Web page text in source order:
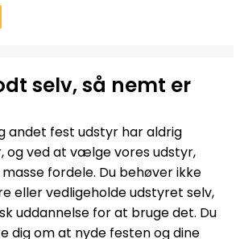
selv, så nemt er
andet fest udstyr har aldrig
ved at vælge vores udstyr,
fordele. Du behøver ikke
eller vedligeholde udstyret selv,
uddannelse for at bruge det. Du
dig om at nyde festen og dine